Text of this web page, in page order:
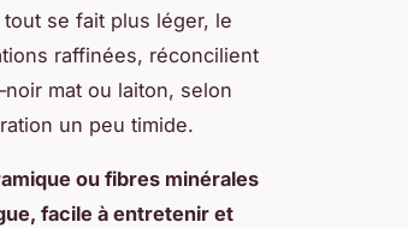
se fait plus léger, le
raffinées, réconcilient
mat ou laiton, selon
un peu timide.
ou fibres minérales
facile à entretenir et